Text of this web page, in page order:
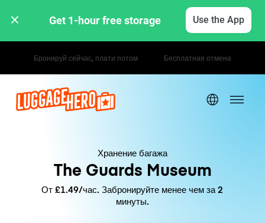
Get 1-hour free storage Use the App
Почасовые / дневные тарифы
Хранение багажа
The Guards Museum
От £1.49/час. Забронируйте менее чем за 2
минуты.